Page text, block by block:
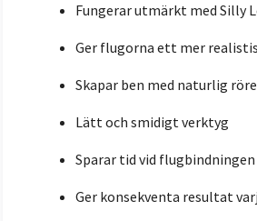
Fungerar utmärkt med Silly
Ger flugorna ett mer
Skapar ben med naturlig
Lätt och smidigt verktyg
Sparar tid vid flugbindningen
Ger konsekventa resultat